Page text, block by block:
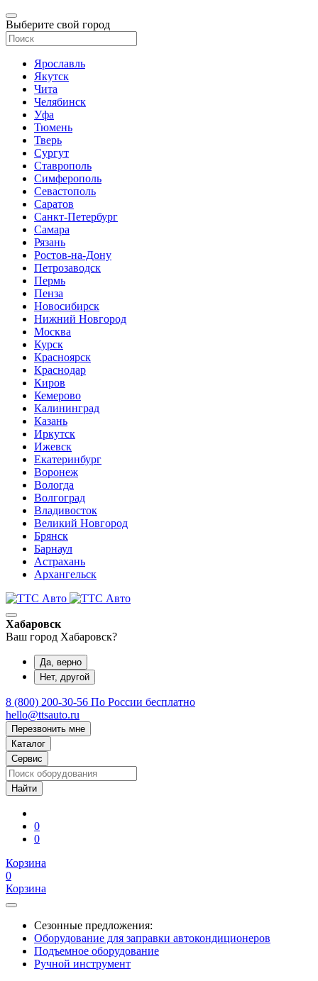
Выберите свой город
Ярославль
Якутск
Чита
Челябинск
Уфа
Тюмень
Тверь
Сургут
Ставрополь
Симферополь
Севастополь
Саратов
Санкт-Петербург
Самара
Рязань
Ростов-на-Дону
Петрозаводск
Пермь
Пенза
Новосибирск
Нижний Новгород
Москва
Курск
Красноярск
Краснодар
Киров
Кемерово
Калининград
Казань
Иркутск
Ижевск
Екатеринбург
Воронеж
Вологда
Волгоград
Владивосток
Великий Новгород
Брянск
Барнаул
Астрахань
Архангельск
Хабаровск
Ваш город Хабаровск?
Да, верно
Нет, другой
8 (800) 200-30-56 По России бесплатно
hello@ttsauto.ru
Перезвонить мне
Каталог
Сервис
0
0
Корзина
0
Корзина
Сезонные предложения:
Оборудование для заправки автокондиционеров
Подъемное оборудование
Ручной инструмент